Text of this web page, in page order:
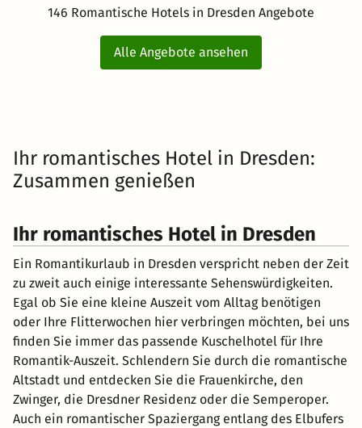
146 Romantische Hotels in Dresden Angebote
Alle Angebote ansehen
Ihr romantisches Hotel in Dresden:
Zusammen genießen
Ihr romantisches Hotel in Dresden
Ein Romantikurlaub in Dresden verspricht neben der Zeit
zu zweit auch einige interessante Sehenswürdigkeiten.
Egal ob Sie eine kleine Auszeit vom Alltag benötigen
oder Ihre Flitterwochen hier verbringen möchten, bei uns
finden Sie immer das passende Kuschelhotel für Ihre
Romantik-Auszeit. Schlendern Sie durch die romantische
Altstadt und entdecken Sie die Frauenkirche, den
Zwinger, die Dresdner Residenz oder die Semperoper.
Auch ein romantischer Spaziergang entlang des Elbufers